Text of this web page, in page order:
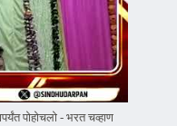
पोहोचलो - भरत चव्हाण